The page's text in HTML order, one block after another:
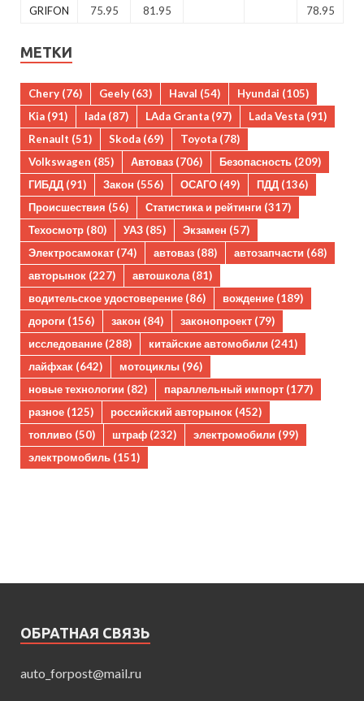
GRIFON
75.95 81.95 78.95
МЕТКИ
Chery (76) Geely (63) Haval (54) Hyundai (105)
Kia (91) lada (87) LAda Granta (97) Lada Vesta (91)
Renault (51) Skoda (69) Toyota (78)
Volkswagen (85) Автоваз (706) Безопасность (209)
ГИБДД (91) Закон (556) ОСАГО (49) ПДД (136)
Происшествия (56) Статистика и рейтинги (317)
Техосмотр (80) УАЗ (85) Экзамен (57)
Электросамокат (74) автоваз (88) автозапчасти (68)
авторынок (227) автошкола(81)
водительское удостоверение (86) вождение (189)
дороги (156) закон (84) законопроект (79)
исследование (288) китайские автомобили (241)
лайфхак (642) мотоциклы (96)
новые технологии (82) параллельный импорт (177)
разное (125) российский авторынок (452)
топливо (50) штраф (232) электромобили (99)
электромобиль (151)
ОБРАТНАЯ СВЯЗЬ
auto_forpost@mail.ru